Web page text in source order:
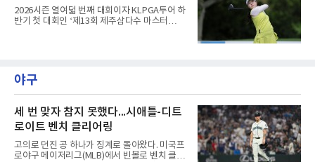
2026시즌 열여덟 번째 대회이자 KLPGA투어 하
반기 첫 대회인 ‘제13회 제주삼다수 마스터
홀에서 경기하고 있다.
야구
세 번 맞자 참지 못했다...시애틀-디트
로이트 벤치 클리어링
고의로 던진 공 하나가 징계로 돌아왔다. 미국프
로야구 메이저리그(MLB)에서 빈볼로 벤치 클리